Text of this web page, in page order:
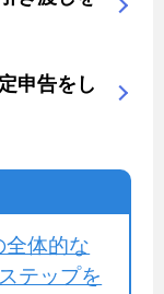
申告をし
全体的な
テップを